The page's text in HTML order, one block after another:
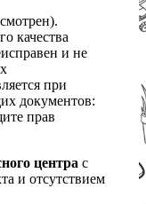
качества
и не
при
документов:
прав
центра с
и отсутствием